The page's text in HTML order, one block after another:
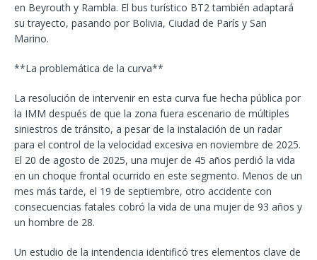
en Beyrouth y Rambla. El bus turístico BT2 también adaptará
su trayecto, pasando por Bolivia, Ciudad de París y San
Marino.
**La problemática de la curva**
La resolución de intervenir en esta curva fue hecha pública por
la IMM después de que la zona fuera escenario de múltiples
siniestros de tránsito, a pesar de la instalación de un radar
para el control de la velocidad excesiva en noviembre de 2025.
El 20 de agosto de 2025, una mujer de 45 años perdió la vida
en un choque frontal ocurrido en este segmento. Menos de un
mes más tarde, el 19 de septiembre, otro accidente con
consecuencias fatales cobró la vida de una mujer de 93 años y
un hombre de 28.
Un estudio de la intendencia identificó tres elementos clave de